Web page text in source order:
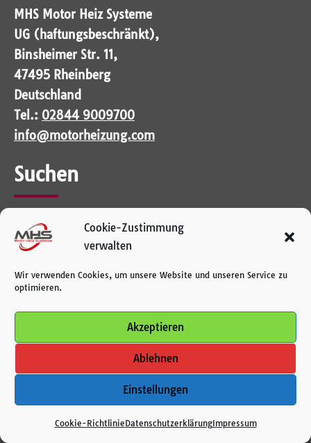
Cookie-Zustimmung
verwalten
Wir verwenden Cookies, um unsere Website und unseren Service zu
optimieren.
Akzeptieren
Ablehnen
Einstellungen
Cookie-RichtlinieDatenschutz­erklärungImpressum
MHS Motor Heiz Systeme
UG (haftungsbeschränkt),
Binsheimer Str. 11,
47495 Rheinberg
Deutschland
Tel.: 02844 9009700
info@motorheizung.com
Suchen
Neue Produkte
ZEROSTART 3305002: 120V /
1000W
UmlauftankheizungElektrisch...
Direkt zum Produkt